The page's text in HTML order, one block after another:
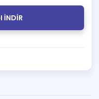
İNDİR